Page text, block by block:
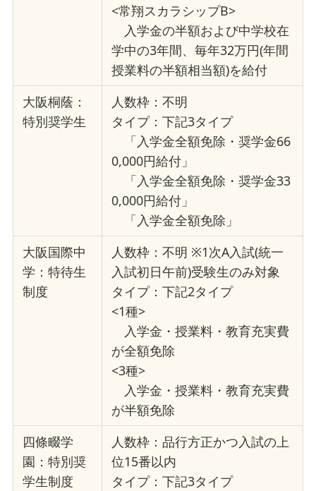
<常翔スカラシップB>
入学金の半額および中学校在
学中の3年間、毎年32万円(年間
授業料の半額相当額)を給付
大阪桐蔭：
特別奨学生
人数枠：不明
タイプ：下記3タイプ
「入学金全額免除・奨学金66
0,000円給付」
「入学金全額免除・奨学金33
0,000円給付」
「入学金全額免除」
大阪国際中
学：特待生
制度
人数枠：不明 ※1次A入試(統一
入試初日午前)受験生のみ対象
タイプ：下記2タイプ
<1種>
入学金・授業料・教育充実費
が全額免除
<3種>
入学金・授業料・教育充実費
が半額免除
四條畷学
園：特別奨
学生制度
人数枠：品行方正かつ入試の上
位15番以内
タイプ：下記3タイプ